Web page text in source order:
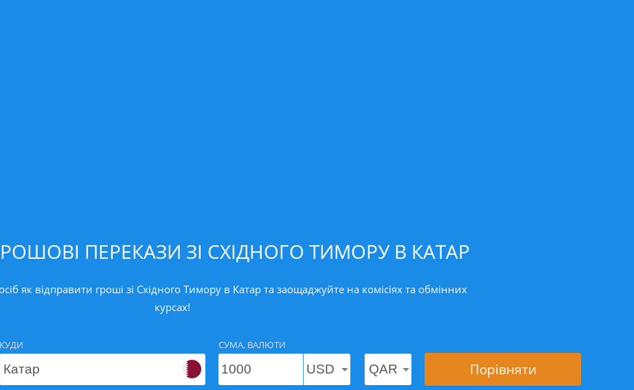
ПЕРЕКАЗИ ЗІ СХІДНОГО ТИМОРУ В КАТАР
як відправити гроші зі Східного Тимору в Катар та заощаджуйте на комісіях та обмінних
курсах!
КУДИ СУМА, ВАЛЮТИ
Порівняти